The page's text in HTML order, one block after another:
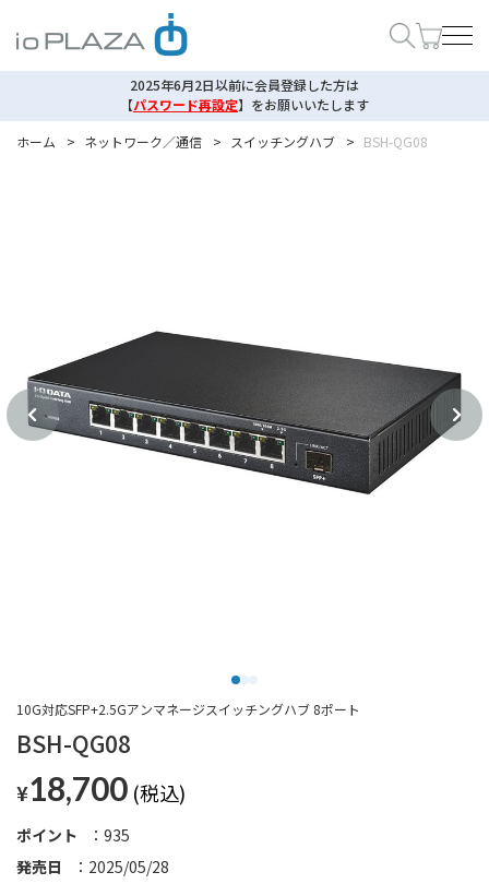
2025年6月2日以前に会員登録した方は
【パスワード再設定】 をお願いいたします
ホーム
> ネットワーク／通信 > スイッチングハブ > BSH-QG08
BSH-QG08
10G対応SFP+2.5Gアンマネージスイッチングハブ 8ポート
¥18,700
発売日 2025/05/28
ポイント 935